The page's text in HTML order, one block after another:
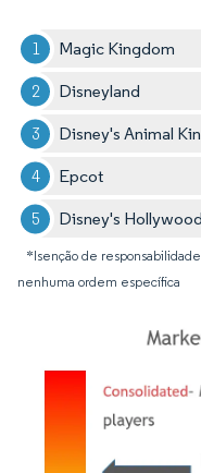
Magic Kingdom
Disneyland
Disney's Animal
Epcot
Disney's
*Isenção de
nenhuma ordem específica